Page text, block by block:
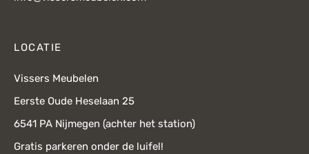
LOCATIE
Vissers Meubelen
Eerste Oude Heselaan 25
6541 PA Nijmegen (achter het station)
Gratis parkeren onder de luifel!